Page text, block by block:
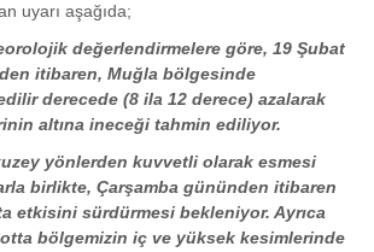
uyarı aşağıda;
değerlendirmelere göre, 19 Şubat
itibaren, Muğla bölgesinde
derecede (8 ila 12 derece) azalarak
altına ineceği tahmin ediliyor.
yönlerden kuvvetli olarak esmesi
birlikte, Çarşamba gününden itibaren
etkisini sürdürmesi bekleniyor. Ayrıca
bölgemizin iç ve yüksek kesimlerinde